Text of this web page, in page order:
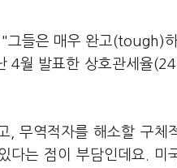
그들은 매우 완고(tough)
4월 발표한 상호관세율
무역적자를 해소할 구체
다는 점이 부담인데요. 미